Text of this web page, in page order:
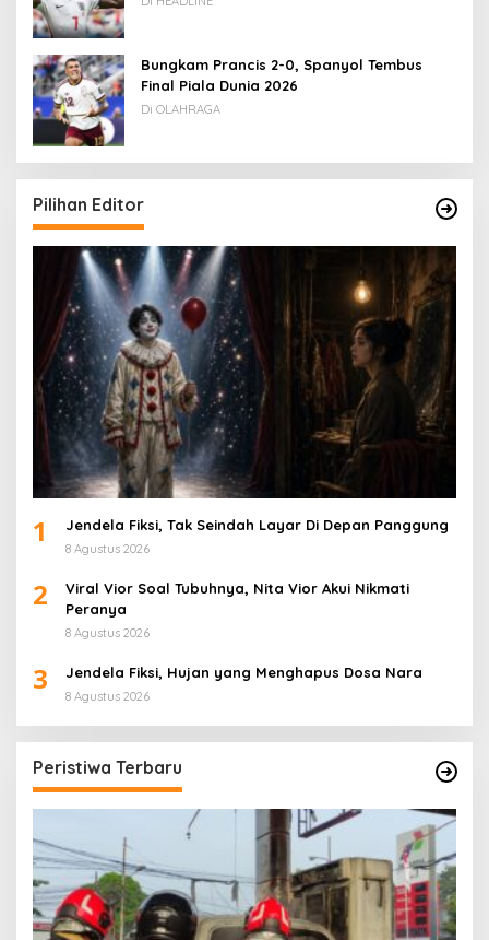
Bungkam Prancis 2-0, Spanyol Tembus
Final Piala Dunia 2026
Di OLAHRAGA
Pilihan Editor
1 Jendela Fiksi, Tak Seindah Layar Di Depan Panggung
8 Agustus 2026
2
Viral Vior Soal Tubuhnya, Nita Vior Akui Nikmati
Peranya
8 Agustus 2026
3 Jendela Fiksi, Hujan yang Menghapus Dosa Nara
8 Agustus 2026
Peristiwa Terbaru